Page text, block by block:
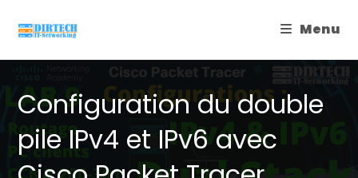
Menu
Configuration du double
pile IPv4 et IPv6 avec